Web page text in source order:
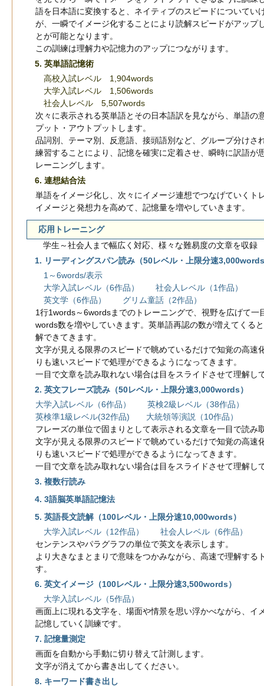
語を日本語に変換すると、ネイティブのスピードについてい
が、一瞬でイメージ化することにより読解スピードがアップ
とが可能となります。
この訓練は理解力や記憶力のアップにつながります。
5. 英単語記憶術
高校入試レベル 1,904words
大学入試レベル 1,506words
社会人レベル 5,507words
次々に表示される英単語とその日本語訳を見ながら、単語の
プット・アウトプットします。
品詞別、テーマ別、反意語、接頭語別など、グループ分けさ
練習することにより、記憶を確実に定着させ、瞬時に訳語が
レーニングします。
6. 連想結合法
単語をイメージ化し、次々にイメージ連想でつなげていくト
イメージと発想力を高めて、記憶量を増やしていきます。
応用トレーニング
学生～社会人まで幅広く対応、様々な難易度の文章を収録
1. リーディングスパン読み（50レベル・上限分速
1～6words/表示
大学入試レベル（6作品） 社会人レベル（1作品）
英文学（6作品） グリム童話（2作品）
1行1words～6wordsまでのトレーニングで、視野を広げて一
words数を増やしていきます。英単語再認の数が増えてくる
解できてきます。
文字が見える限界のスピードで眺めているだけで知覚の高速
りも速いスピードで処理ができるようになってきます。
一目で文章を読み取れない場合は目をスライドさせて理解し
2. 英文フレーズ読み（50レベル・上限分速3,000words）
大学入試レベル（6作品） 英検2級レベル（38作品）
英検準1級レベル(32作品) 大統領等演説（10作品）
フレーズの単位で固まりとして表示される文章を一目で読み
文字が見える限界のスピードで眺めているだけで知覚の高速
りも速いスピードで処理ができるようになってきます。
一目で文章を読み取れない場合は目をスライドさせて理解し
3. 複数行読み
4. 3語脳英単語記憶法
5. 英語長文読解（100レベル・上限分速10,000words）
大学入試レベル（12作品） 社会人レベル（6作品）
センテンスやパラグラフの単位で英文を表示します。
より大きなまとまりで意味をつかみながら、高速で理解する
す。
6. 英文イメージ（100レベル・上限分速3,500words）
大学入試レベル（5作品）
画面上に現れる文字を、場面や情景を思い浮かべながら、イ
記憶していく訓練です。
7. 記憶量測定
画面を自動から手動に切り替えて計測します。
文字が消えてから書き出してください。
8. キーワード書き出し